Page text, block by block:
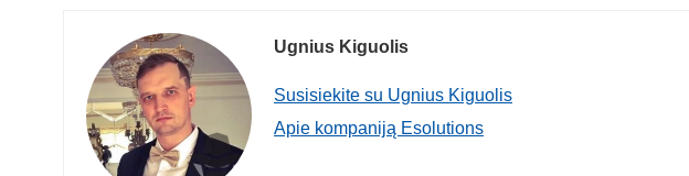
Ugnius Kiguolis
Susisiekite su Ugnius Kiguolis
Apie kompaniją Esolutions